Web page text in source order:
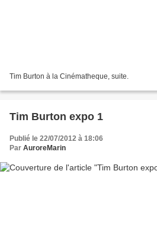
Tim Burton à la Cinématheque, suite.
Tim Burton expo 1
Publié le 22/07/2012 à 18:06
Par AuroreMarin